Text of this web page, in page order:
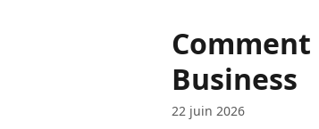
Business
22 juin 2026